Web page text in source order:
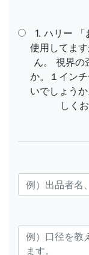
1. ハリー 「
使用してま
ん。 視界の
か。１イン
いでしょう
しく